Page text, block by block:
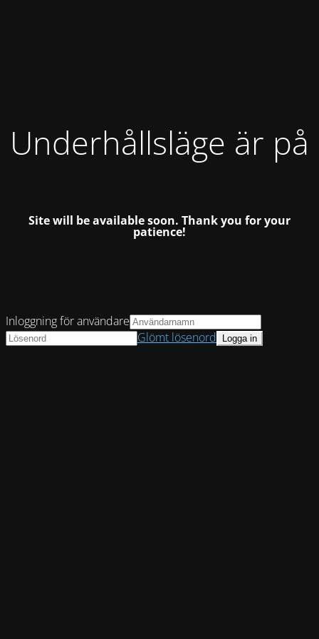
Underhållsläge är på
Site will be available soon. Thank you for your
patience!
Inloggning för användare
Glömt lösenord